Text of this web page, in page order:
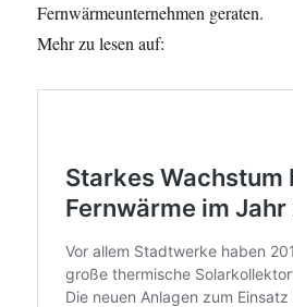
Fernwärmeunternehmen geraten.
Mehr zu lesen auf: